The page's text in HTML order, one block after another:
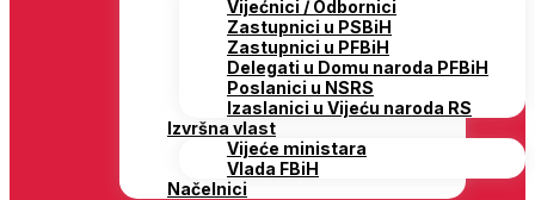
Vijećnici / Odbornici
Zastupnici u PSBiH
Zastupnici u PFBiH
Delegati u Domu naroda PFBiH
Poslanici u NSRS
Izaslanici u Vijeću naroda RS
Izvršna vlast
Vijeće ministara
Vlada FBiH
Načelnici